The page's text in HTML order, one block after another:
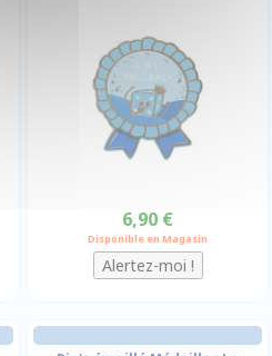
6,90 €
Disponible en Magasin